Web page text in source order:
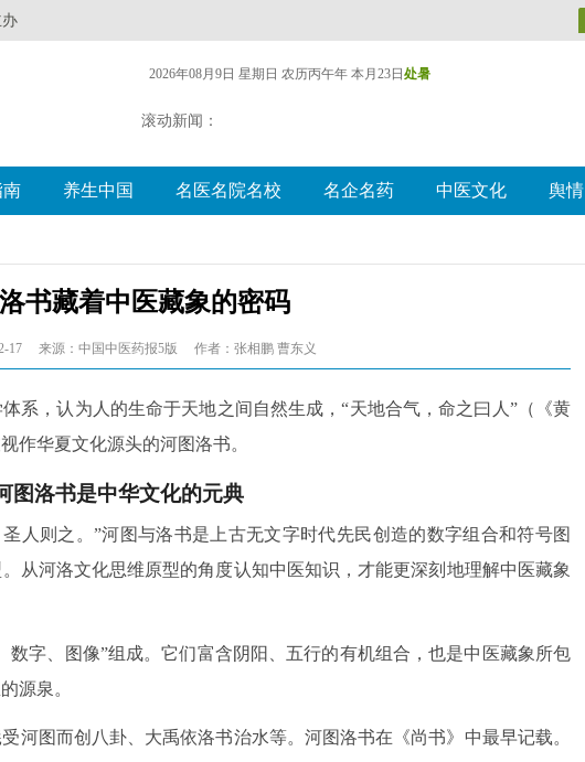
2026年08月9日 星期日 农历丙午年 本月23日 处暑
滚动新闻：
南 养生中国 名医名院名校 名企名药 中医文化 舆情
书藏着中医藏象的密码
17 来源：中国中医药报5版 作者：张相鹏 曹东义
系，认为人的生命于天地之间自然生成，“天地合气，命之曰人”（《黄
作华夏文化源头的河图洛书。
图洛书是中华文化的元典
圣人则之。”河图与洛书是上古无文字时代先民创造的数字组合和符号图
从河洛文化思维原型的角度认知中医知识，才能更深刻地理解中医藏象
数字、图像”组成。它们富含阴阳、五行的有机组合，也是中医藏象所包
源泉。
河图而创八卦、大禹依洛书治水等。河图洛书在《尚书》中最早记载。